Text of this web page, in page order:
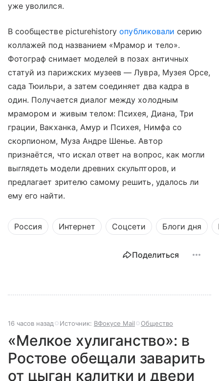
уже уволился.
В сообществе picturehistoryопубликовали серию
коллажей под названием «Мрамор и тело».
Фотограф снимает моделей в позах античных
статуй из парижских музеев — Лувра, Музея Орсе,
сада Тюильри, а затем соединяет два кадра в
один. Получается диалог между холодным
мрамором и живым телом: Психея, Диана, Три
грации, Вакханка, Амур и Психея, Нимфа со
скорпионом, Муза Андре Шенье. Автор
признаётся, что искал ответ на вопрос, как могли
выглядеть модели древних скульпторов, и
предлагает зрителю самому решить, удалось ли
ему его найти.
Россия Интернет Соцсети Блоги дня
Поделиться
16 часов назад Источник: ВФокусе Mail Общество
«Мелкое хулиганство»: в
Ростове обещали заварить
от цыган калитки и двери